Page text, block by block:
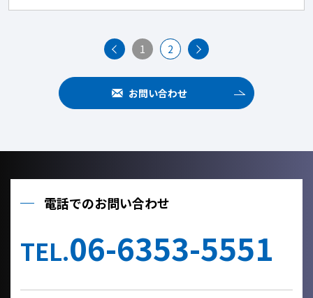
1 2
お問い合わせ
電話でのお問い合わせ
TEL.06-6353-5551